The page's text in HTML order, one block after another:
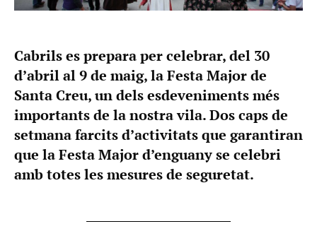
Cabrils es prepara per celebrar, del 30
d’abril al 9 de maig, la Festa Major de
Santa Creu, un dels esdeveniments més
importants de la nostra vila. Dos caps de
setmana farcits d’activitats que garantiran
que la Festa Major d’enguany se celebri
amb totes les mesures de seguretat.